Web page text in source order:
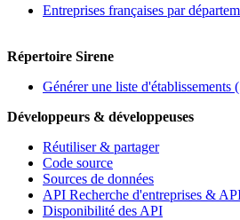
Entreprises françaises par
Répertoire Sirene
Générer une liste
Développeurs & développeuses
Réutiliser & partager
Code source
Sources de données
API Recherche d'entreprises &
Disponibilité des API